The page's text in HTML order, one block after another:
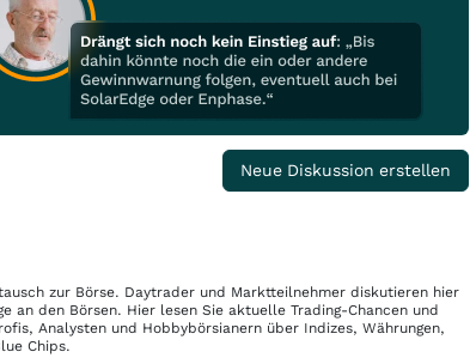
Neue Diskussion erstellen
zur Börse. Daytrader und Marktteilnehmer diskutieren hier
an den Börsen. Hier lesen Sie aktuelle Trading-Chancen und
Analysten und Hobbybörsianern über Indizes, Währungen,
Chips.